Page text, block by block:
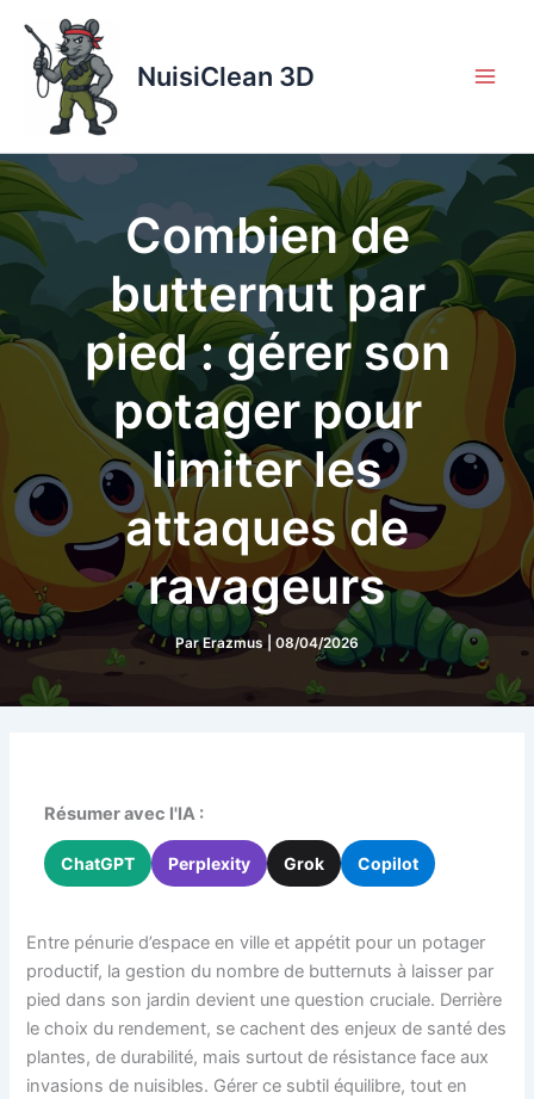
contenu
NuisiClean 3D
Combien de
butternut par
pied : gérer son
potager pour
limiter les
attaques de
ravageurs
ParErazmus 08/04/2026
Résumer avec l'IA :
ChatGPT Perplexity Grok Copilot
Entre pénurie d’espace en ville et appétit pour un potager
productif, la gestion du nombre de butternuts à laisser par
pied dans son jardin devient une question cruciale. Derrière
le choix du rendement, se cachent des enjeux de santé des
plantes, de durabilité, mais surtout de résistance face aux
invasions de nuisibles. Gérer ce subtil équilibre, tout en